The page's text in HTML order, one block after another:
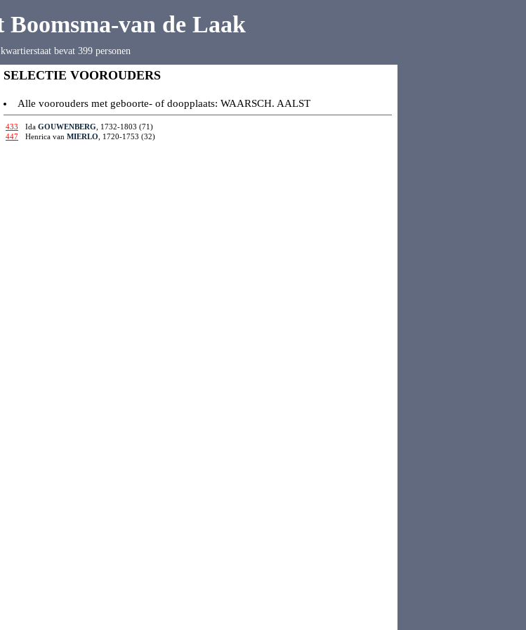
van de Laak
bevat 399 personen
SELECTIE VOOROUDERS
Alle voorouders met geboorte- of doopplaats: WAARSCH. AALST
433 Ida GOUWENBERG , 1732-1803 (71)
447
Henrica van MIERLO , 1720-1753 (32)